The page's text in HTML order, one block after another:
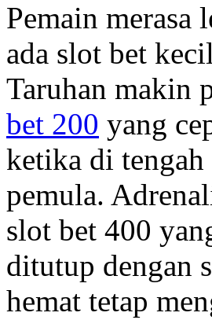
Pemain merasa
ada slot bet
Taruhan makin
bet 200 yang
ketika di tengah
pemula.
slot bet 400
ditutup dengan
hemat tetap